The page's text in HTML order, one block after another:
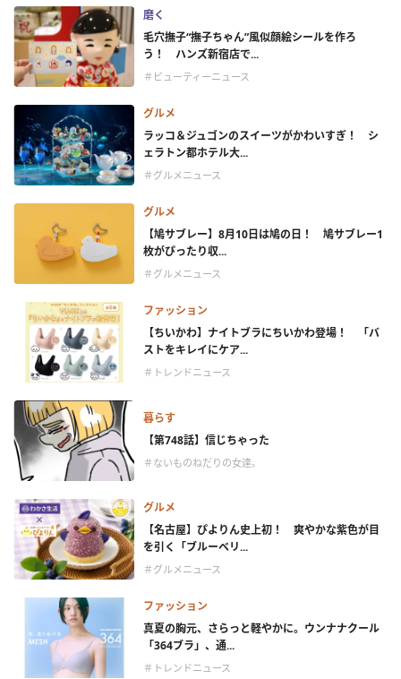
磨く
毛穴撫子“撫子ちゃん”風似顔絵シールを作ろ
う！ ハンズ新宿店で...
＃ビューティーニュース
グルメ
ラッコ＆ジュゴンのスイーツがかわいすぎ！ シ
ェラトン都ホテル大...
＃グルメニュース
グルメ
【鳩サブレー】8月10日は鳩の日！ 鳩サブレー1
枚がぴったり収...
＃グルメニュース
ファッション
【ちいかわ】ナイトブラにちいかわ登場！ 「バ
ストをキレイにケア...
＃トレンドニュース
暮らす
【第748話】信じちゃった
＃ないものねだりの女達。
グルメ
【名古屋】ぴよりん史上初！ 爽やかな紫色が目
を引く「ブルーベリ...
＃グルメニュース
ファッション
真夏の胸元、さらっと軽やかに。ウンナナクール
「364ブラ」、通...
＃トレンドニュース